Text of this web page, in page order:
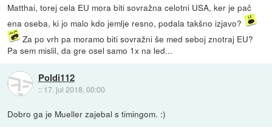
Matthai, torej cela EU mora biti sovražna celotni USA, ker je pač
ena oseba, ki jo malo kdo jemlje resno, podala takšno izjavo?
Za po vrh pa moramo biti sovražni še med seboj znotraj EU?
Pa sem mislil, da gre osel samo 1x na led...
Poldi112
:: 17. jul 2018, 00:00
Dobro ga je Mueller zajebal s timingom. :)